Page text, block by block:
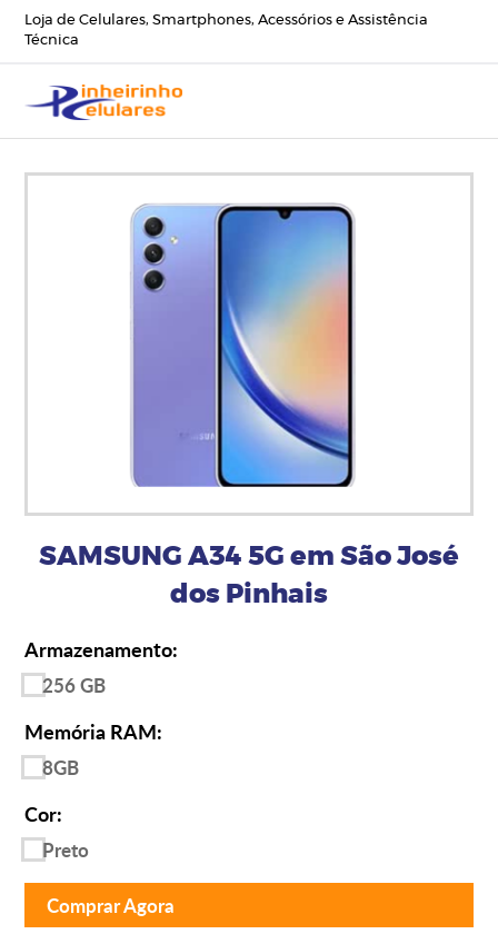
Loja de Celulares, Smartphones, Acessórios e Assistência
Técnica
SAMSUNG A34 5G em São José
dos Pinhais
Armazenamento:
256 GB
Memória RAM:
8GB
Cor:
Preto
Comprar Agora